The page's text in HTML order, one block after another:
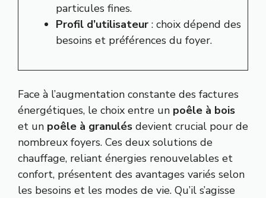
particules fines.
Profil d’utilisateur : choix dépend des
besoins et préférences du foyer.
Face à l’augmentation constante des factures
énergétiques, le choix entre un poêle à bois
et un poêle à granulés devient crucial pour de
nombreux foyers. Ces deux solutions de
chauffage, reliant énergies renouvelables et
confort, présentent des avantages variés selon
les besoins et les modes de vie. Qu’il s’agisse